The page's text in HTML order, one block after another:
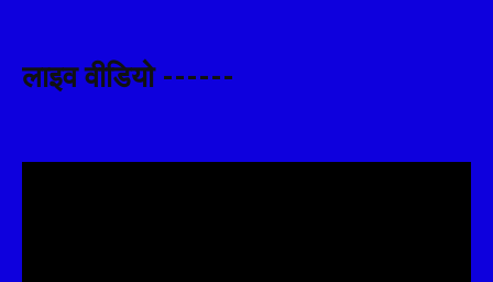
लाइव वीडियो ------